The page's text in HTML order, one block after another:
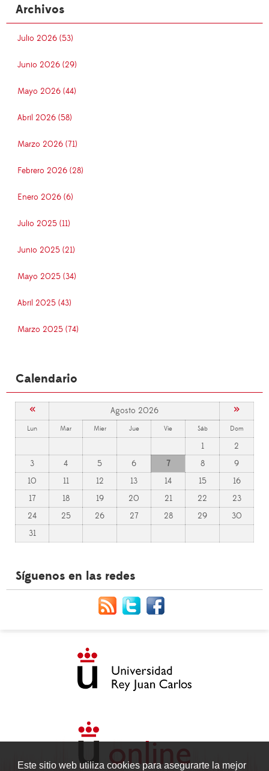
Este sitio web utiliza cookies para asegurarte la mejor
Archivos
Julio 2026 (53)
Junio 2026 (29)
Mayo 2026 (44)
Abril 2026 (58)
Marzo 2026 (71)
Febrero 2026 (28)
Enero 2026 (6)
Julio 2025 (11)
Junio 2025 (21)
Mayo 2025 (34)
Abril 2025 (43)
Marzo 2025 (74)
Calendario
« Agosto 2026 »
Lun Mar Mier Jue Vie Sáb Dom
1
2
3
4 5 6 7 8
9
10
11 12 13 14 15
16
17
18 19 20 21 22
23
24
25 26 27 28 29
30
31
Síguenos en las redes